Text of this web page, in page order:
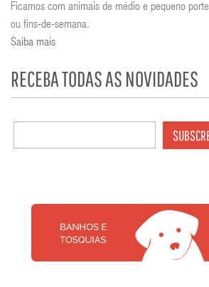
Ficamos com animais de médio e pequeno
ou fins-de-semana.
Saiba mais
RECEBA TODAS AS NOVIDADES